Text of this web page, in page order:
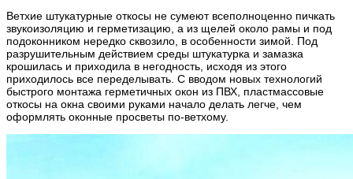
Ветхие штукатурные откосы не сумеют всеполноценно пичкать
звукоизоляцию и герметизацию, а из щелей около рамы и под
подоконником нередко сквозило, в особенности зимой. Под
разрушительным действием среды штукатурка и замазка
крошилась и приходила в негодность, исходя из этого
приходилось все переделывать. С вводом новых технологий
быстрого монтажа герметичных окон из ПВХ, пластмассовые
откосы на окна своими руками начало делать легче, чем
оформлять оконные просветы по-ветхому.